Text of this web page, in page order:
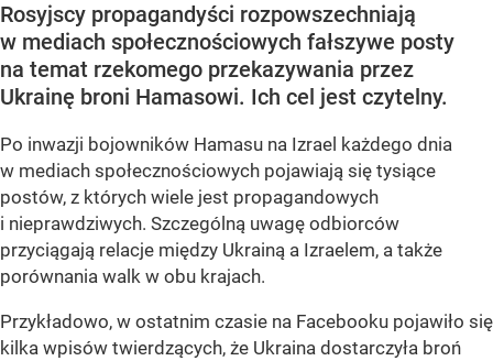
Rosyjscy propagandyści rozpowszechniają
w mediach społecznościowych fałszywe posty
na temat rzekomego przekazywania przez
Ukrainę broni Hamasowi. Ich cel jest czytelny.
Po inwazji bojowników Hamasu na Izrael każdego dnia
w mediach społecznościowych pojawiają się tysiące
postów, z których wiele jest propagandowych
i nieprawdziwych. Szczególną uwagę odbiorców
przyciągają relacje między Ukrainą a Izraelem, a także
porównania walk w obu krajach.
Przykładowo, w ostatnim czasie na Facebooku pojawiło się
kilka wpisów twierdzących, że Ukraina dostarczyła broń